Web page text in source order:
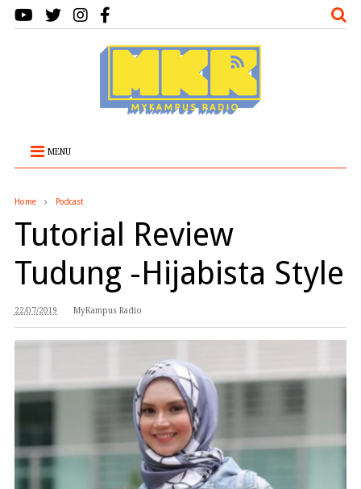
MENU
Home Podcast
Tutorial Review
Tudung -Hijabista Style
22/07/2019 MyKampus Radio